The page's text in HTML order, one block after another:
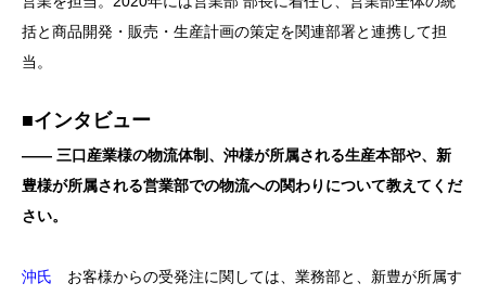
括と商品開発・販売・生産計画の策定を関連部署と連携して担
当。
■インタビュー
―― 三口産業様の物流体制、沖様が所属される生産本部や、新
豊様が所属される営業部での物流への関わりについて教えてくだ
さい。
沖氏 お客様からの受発注に関しては、業務部と、新豊が所属す